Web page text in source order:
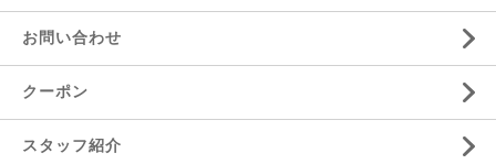
お問い合わせ
クーポン
スタッフ紹介